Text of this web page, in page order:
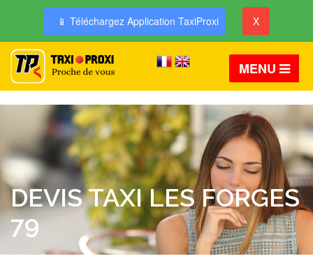
📱 Téléchargez Application TaxiProxi X
MENU
DEVIS TAXI LES FORGES
79